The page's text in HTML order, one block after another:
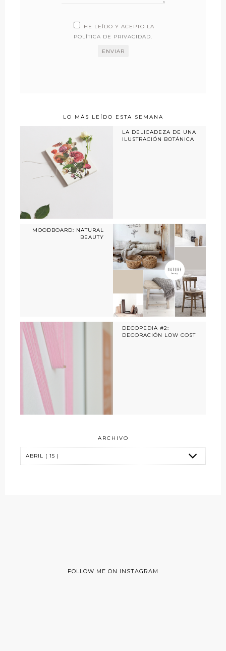
HE LEÍDO Y ACEPTO LA
POLÍTICA DE PRIVACIDAD.
LO MÁS LEÍDO ESTA SEMANA
LA DELICADEZA DE UNA
ILUSTRACIÓN BOTÁNICA
MOODBOARD: NATURAL
BEAUTY
DECOPEDIA #2:
DECORACIÓN LOW COST
ARCHIVO
FOLLOW ME ON INSTAGRAM